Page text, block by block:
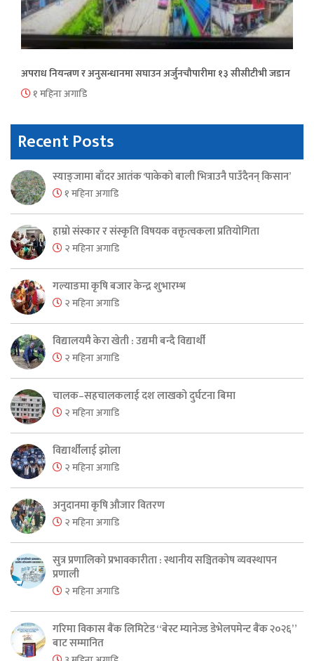
अपराध नियन्त्रण र अनुसन्धानमा सघाउन अर्जुनचौपारीमा १३ सीसीटीभी जडान
१ महिना अगाडि
Recent Posts
स्याङ्जामा बाँदर आतंक ‘पाकेको बाली भित्राउनै पाउँदैनन् किसान’
१ महिना अगाडि
हाम्रो संस्कार र संस्कृति विषयक वक्तृत्वकला प्रतियोगिता
२ महिना अगाडि
गल्याङमा कृषि बजार केन्द्र शुभारम्भ
२ महिना अगाडि
विद्यालयमै केरा खेती : उद्यमी बन्दै विद्यार्थी
२ महिना अगाडि
चालक–सहचालकलाई दश लाखको दुर्घटना बिमा
२ महिना अगाडि
विद्यार्थीलाई झोला
२ महिना अगाडि
अनुदानमा कृषि औजार वितरण
२ महिना अगाडि
सुत्र प्रणालिको प्रभावकारीता : स्थानीय सञ्चितकोष व्यवस्थापन
प्रणाली
२ महिना अगाडि
गरिमा विकास बैंक लिमिटेड “बेस्ट म्यानेज्ड डेभेलपमेन्ट बैंक २०२६”
बाट सम्मानित